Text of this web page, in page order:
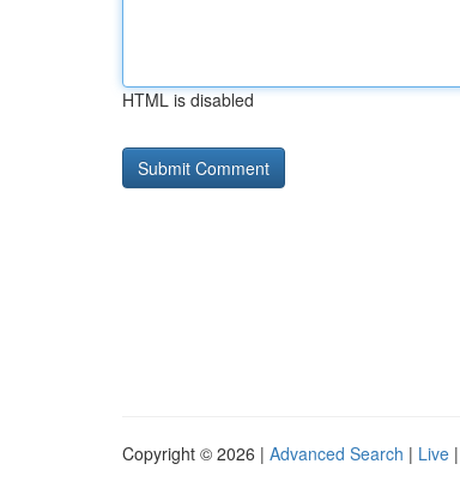
HTML is disabled
Copyright © 2026 | Advanced Search | Live |